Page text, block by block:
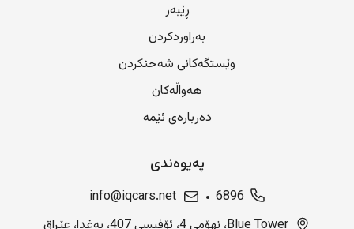
ڕێبەر
بەراوردکردن
وێستگەکانی شەحنکردن
هەواڵەکان
دەربارەی ئێمە
پەیوەندی
6896
info@iqcars.net